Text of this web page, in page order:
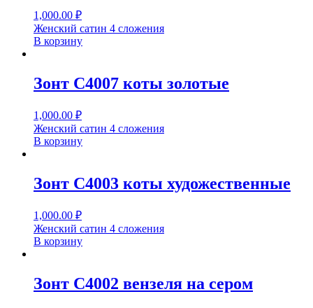
1,000.00 ₽
Женский сатин 4 сложения
В корзину
Зонт С4007 коты золотые
1,000.00 ₽
Женский сатин 4 сложения
В корзину
Зонт С4003 коты художественные
1,000.00 ₽
Женский сатин 4 сложения
В корзину
Зонт С4002 вензеля на сером